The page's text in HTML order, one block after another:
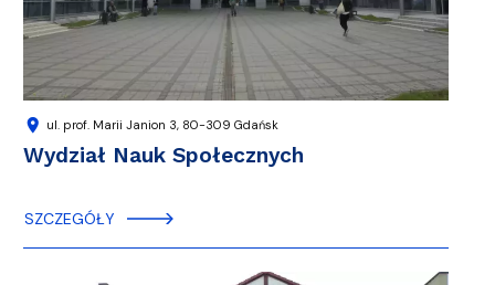
location_on ul. prof. Marii Janion 3, 80-309 Gdańsk
Wydział Nauk Społecznych
SZCZEGÓŁY